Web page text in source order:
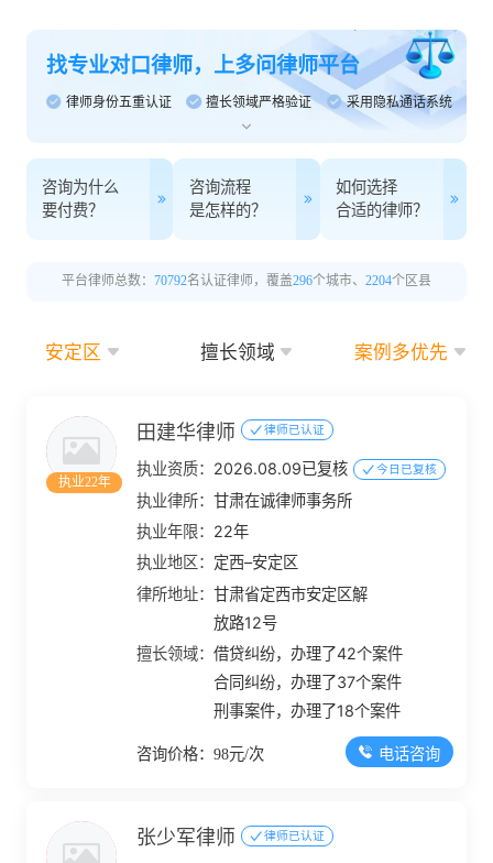
找专业对口律师，上多问律师平台
律师身份五重认证 擅长领域严格验证 采用隐私通话系统
咨询为什么
要付费？
咨询流程
是怎样的？
如何选择
合适的律师？
平台律师总数： 70792名认证律师，覆盖296个城市、 2204个区县
安定区 擅长领域 案例多优先
执业22年
田建华律师 律师已认证
执业资质： 2026.08.09已复核 今日已复核
执业律所：甘肃在诚律师事务所
执业年限： 22年
执业地区： 定西–安定区
律所地址：甘肃省定西市安定区解
放路12号
擅长领域：借贷纠纷，办理了42个案件
合同纠纷，办理了37个案件
刑事案件，办理了18个案件
咨询价格：98元/次 电话咨询
张少军律师 律师已认证